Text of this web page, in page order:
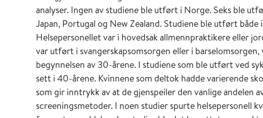
analyser. Ingen av studiene ble utført i Norge. Seks ble
Japan, Portugal og New Zealand. Studiene ble utført
Helsepersonellet var i hovedsak allmennpraktikere eller
var utført i svangerskapsomsorgen eller i
begynnelsen av 30-årene. I studiene som ble utført ved
sett i 40-årene. Kvinnene som deltok hadde varierende
som gir inntrykk av at de gjenspeiler den vanlige andelen
screeningsmetoder. I noen studier spurte helsepersonell